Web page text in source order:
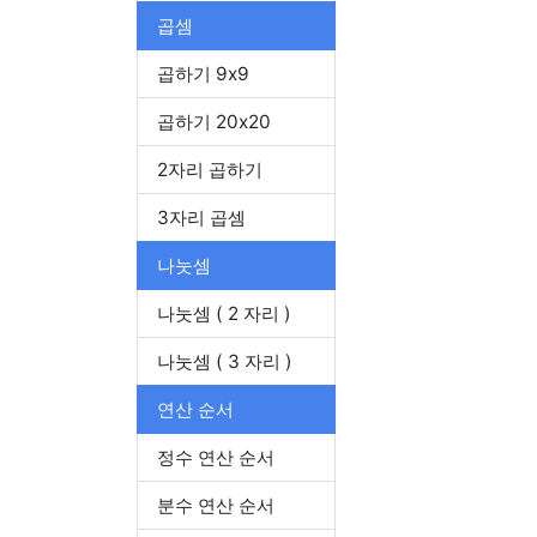
곱셈
곱하기 9x9
곱하기 20x20
2자리 곱하기
3자리 곱셈
나눗셈
나눗셈 ( 2 자리 )
나눗셈 ( 3 자리 )
연산 순서
정수 연산 순서
분수 연산 순서